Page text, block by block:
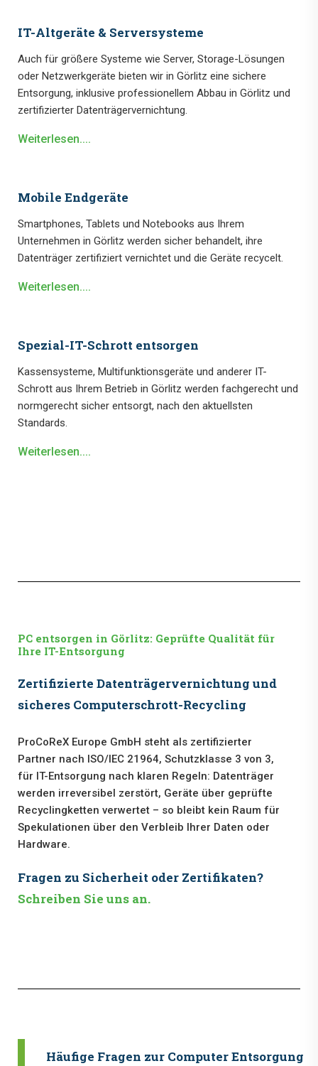
IT-Altgeräte & Serversysteme
Auch für größere Systeme wie Server, Storage-Lösungen
oder Netzwerkgeräte bieten wir in Görlitz eine sichere
Entsorgung, inklusive professionellem Abbau in Görlitz und
zertifizierter Datenträgervernichtung.
Weiterlesen....
Mobile Endgeräte
Smartphones, Tablets und Notebooks aus Ihrem
Unternehmen in Görlitz werden sicher behandelt, ihre
Datenträger zertifiziert vernichtet und die Geräte recycelt.
Weiterlesen....
Spezial-IT-Schrott entsorgen
Kassensysteme, Multifunktionsgeräte und anderer IT-
Schrott aus Ihrem Betrieb in Görlitz werden fachgerecht und
normgerecht sicher entsorgt, nach den aktuellsten
Standards.
Weiterlesen....
PC entsorgen in Görlitz: Geprüfte Qualität für
Ihre IT-Entsorgung
Zertifizierte Datenträgervernichtung und
sicheres Computerschrott-Recycling
ProCoReX Europe GmbH steht als zertifizierter
Partner nach ISO/IEC 21964, Schutzklasse 3 von 3,
für IT-Entsorgung nach klaren Regeln: Datenträger
werden irreversibel zerstört, Geräte über geprüfte
Recyclingketten verwertet – so bleibt kein Raum für
Spekulationen über den Verbleib Ihrer Daten oder
Hardware.
Fragen zu Sicherheit oder Zertifikaten?
Schreiben Sie uns an.
Häufige Fragen zur Computer Entsorgung